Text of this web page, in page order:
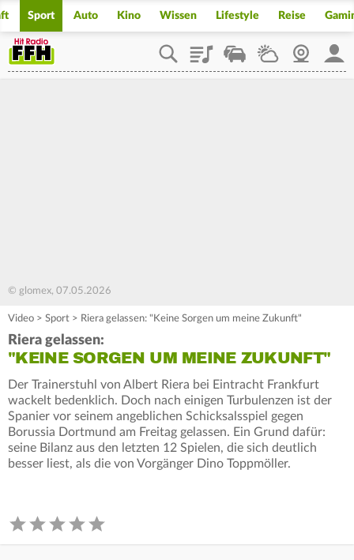
Sport Auto Kino Wissen Lifestyle Reise
PlaylistStaupilotWetterWebcam
© glomex, 07.05.2026
Video > Sport > Riera gelassen: "Keine Sorgen um meine Zukunft"
Riera gelassen:
"KEINE SORGEN UM MEINE ZUKUNFT"
Der Trainerstuhl von Albert Riera bei Eintracht Frankfurt
wackelt bedenklich. Doch nach einigen Turbulenzen ist der
Spanier vor seinem angeblichen Schicksalsspiel gegen
Borussia Dortmund am Freitag gelassen. Ein Grund dafür:
seine Bilanz aus den letzten 12 Spielen, die sich deutlich
besser liest, als die von Vorgänger Dino Toppmöller.